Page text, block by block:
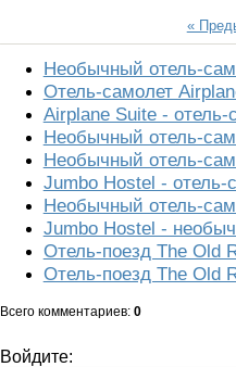
«
Необычный отель-
Отель-самолет
Airplane Suite -
Необычный отель-
Необычный отель-
Jumbo Нostel -
Необычный отель-
Jumbo Нostel -
Отель-поезд The Old
Отель-поезд The Old
Всего комментариев: 0
Войдите: